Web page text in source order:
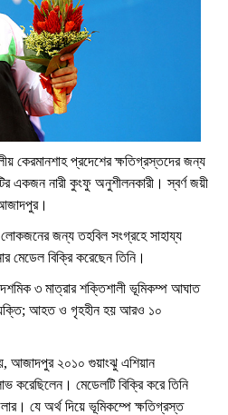
কেরমানশাহ প্রদেশের ক্ষতিগ্রস্তদের জন্য
একজন নারী কুংফু অনুশীলনকারী। স্বর্ণ জয়ী
জন্য তহবিল সংগ্রহে সাহায্য
মেডেল বিক্রি করেছেন তিনি।
৩ মাত্রার শক্তিশালী ভূমিকম্প আঘাত
আহত ও গৃহহীন হয় আরও ১০
আজাদপুর ২০১০ গুয়াংঝু এশিয়ান
করেছিলেন। মেডেলটি বিক্রি করে তিনি
যে অর্থ দিয়ে ভূমিকম্পে ক্ষতিগ্রস্ত